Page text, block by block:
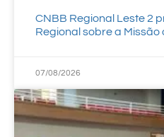
CNBB Regional Leste 2
Regional sobre a
07/08/2026